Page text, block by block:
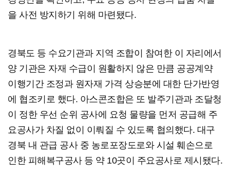
을 사전 방지하기 위해 마련됐다.
경북도 등 수요기관과 지역 조합이 참여한 이 자리에서
양 기관은 자재 수급이 원활하지 않은 만큼 공공계약
이행기간 조정과 원자재 가격 상승분에 대한 단가반영
에 협조키로 했다. 아스콘조합은 또 발주기관과 조달청
이 정한 우선 순위 공사에 요청 물량을 먼저 공급해 주
요공사가 차질 없이 이뤄질 수 있도록 협의했다. 대구
경북 내 관급 공사 중 농로포장도로와 시설 훼손으로
인한 피해복구공사 등 약 10곳이 주요공사로 제시됐다.